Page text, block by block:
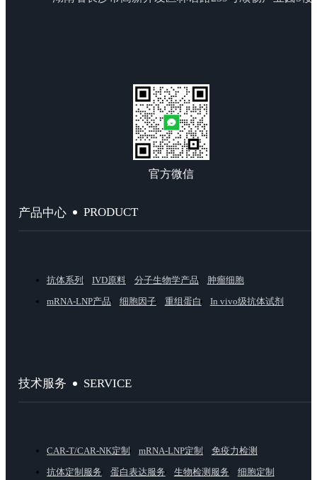
官方微信
产品中心 PRODUCT
抗体系列 IVD原料 分子生物学产品
肿瘤细胞
mRNA-LNP产品
细胞因子 重组蛋白 In vivo级抗体试剂
技术服务 SERVICE
CAR-T/CAR-NK定制 mRNA-LNP定制
免疫力检测
抗体定制服务
蛋白表达服务 生物检测服务 细胞定制